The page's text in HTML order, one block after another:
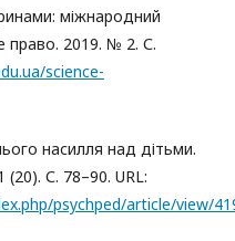
міжнародний
право. 2019. № 2. С.
science-
насилля над дітьми.
С. 78–90. URL:
psychped/article/view/